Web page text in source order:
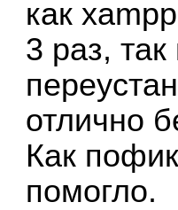
как
3 раз,
отлично
Как
помогло.